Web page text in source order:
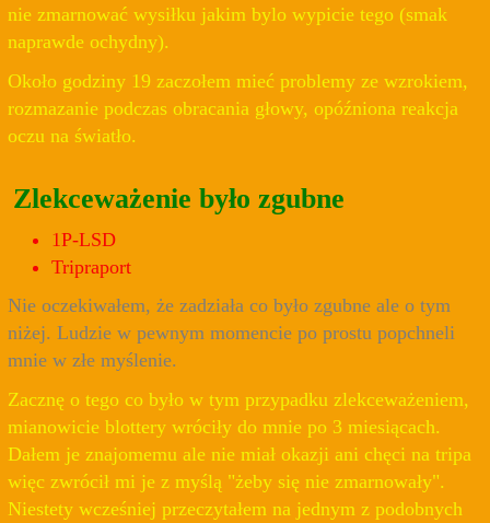
nie zmarnować wysiłku jakim bylo wypicie tego (smak
naprawde ochydny).
Około godziny 19 zaczołem mieć problemy ze wzrokiem,
rozmazanie podczas obracania głowy, opóźniona reakcja
oczu na światło.
Zlekceważenie było zgubne
1P-LSD
Tripraport
Nie oczekiwałem, że zadziała co było zgubne ale o tym
niżej. Ludzie w pewnym momencie po prostu popchneli
mnie w złe myślenie.
Zacznę o tego co było w tym przypadku zlekceważeniem,
mianowicie blottery wróciły do mnie po 3 miesiącach.
Dałem je znajomemu ale nie miał okazji ani chęci na tripa
więc zwrócił mi je z myślą "żeby się nie zmarnowały".
Niestety wcześniej przeczytałem na jednym z podobnych